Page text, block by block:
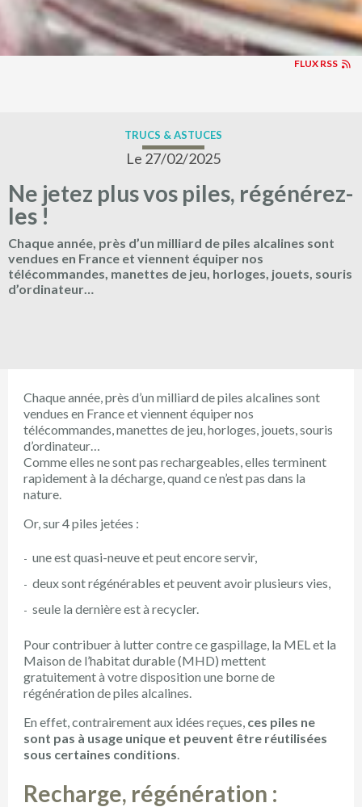
FLUX RSS
TRUCS & ASTUCES
Le 27/02/2025
Ne jetez plus vos piles, régénérez-
les !
Chaque année, près d’un milliard de piles alcalines sont
vendues en France et viennent équiper nos
télécommandes, manettes de jeu, horloges, jouets, souris
d’ordinateur…
Chaque année, près d’un milliard de piles alcalines sont
vendues en France et viennent équiper nos
télécommandes, manettes de jeu, horloges, jouets, souris
d’ordinateur…
Comme elles ne sont pas rechargeables, elles terminent
rapidement à la décharge, quand ce n’est pas dans la
nature.
Or, sur 4 piles jetées :
une est quasi-neuve et peut encore servir,
deux sont régénérables et peuvent avoir plusieurs vies,
seule la dernière est à recycler.
Pour contribuer à lutter contre ce gaspillage, la MEL et la
Maison de l’habitat durable (MHD) mettent
gratuitement à votre disposition une borne de
régénération de piles alcalines.
En effet, contrairement aux idées reçues, ces piles ne
sont pas à usage unique et peuvent être réutilisées
sous certaines conditions
Recharge, régénération :